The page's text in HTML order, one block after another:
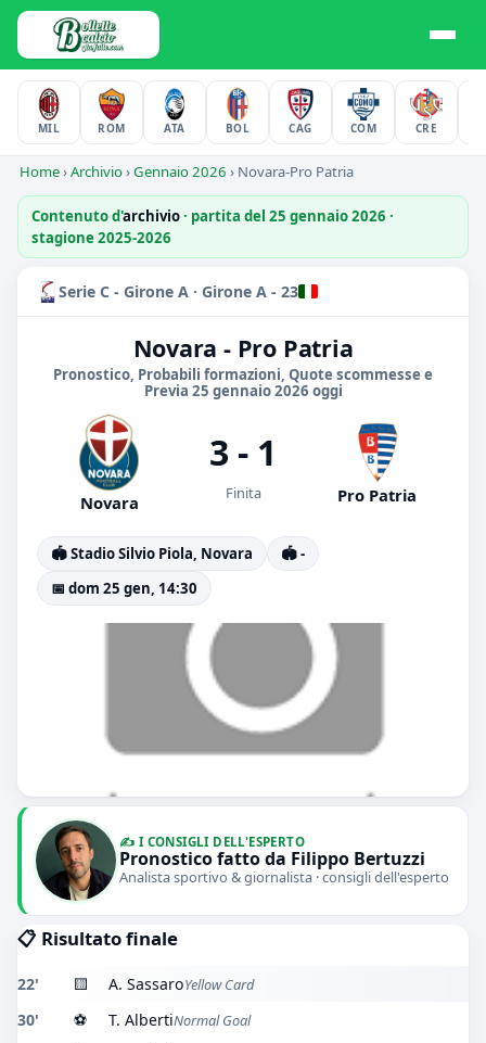
MIL ROM ATA BOL CAG COM CRE
Home›Archivio›Gennaio 2026 › Novara-Pro Patria
Contenuto d'archivio· partita del 25 gennaio 2026 ·
stagione 2025-2026
Serie C - Girone A · Girone A - 23
Novara - Pro Patria
Pronostico, Probabili formazioni, Quote scommesse e
Previa 25 gennaio 2026 oggi
Novara
3 - 1
Finita Pro Patria
🏟️ Stadio Silvio Piola, Novara
🏟️ -
📅 dom 25 gen, 14:30
✍️ I CONSIGLI DELL'ESPERTO
Pronostico fatto da Filippo Bertuzzi
Analista sportivo & giornalista · consigli dell'esperto
📋 Risultato finale
22' 🟨 A. SassaroYellow Card
30' ⚽ T. AlbertiNormal Goal